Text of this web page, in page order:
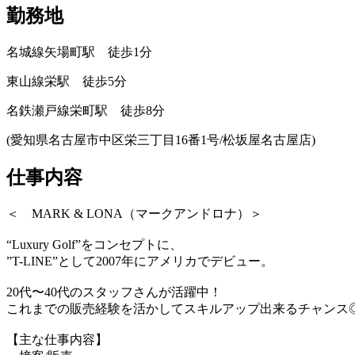
勤務地
名城線矢場町駅 徒歩1分
東山線栄駅 徒歩5分
名鉄瀬戸線栄町駅 徒歩8分
(愛知県名古屋市中区栄三丁目16番1号/松坂屋名古屋店)
仕事内容
＜ MARK & LONA（マークアンドロナ）＞
“Luxury Golf”をコンセプトに、
”T-LINE”として2007年にアメリカでデビュー。
20代〜40代のスタッフさんが活躍中！
これまでの販売経験を活かしてスキルアップ出来るチャン
【主な仕事内容】